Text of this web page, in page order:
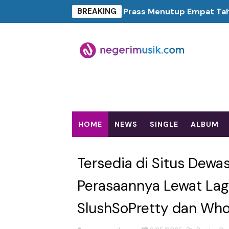
BREAKING Prass Menutup Empat
Porosatas Ajak Yuke
Untuk Mereka yang
Seagrass and the Waves
Shinigami Kobarkan
Tarling Cirebonan, Suara
Kos Atos Hidupkan
Rayakan Setahun Album
HOME NEWS SINGLE ALBUM
Tersedia di Situs
Perasaannya Lewat
SlushSoPretty dan